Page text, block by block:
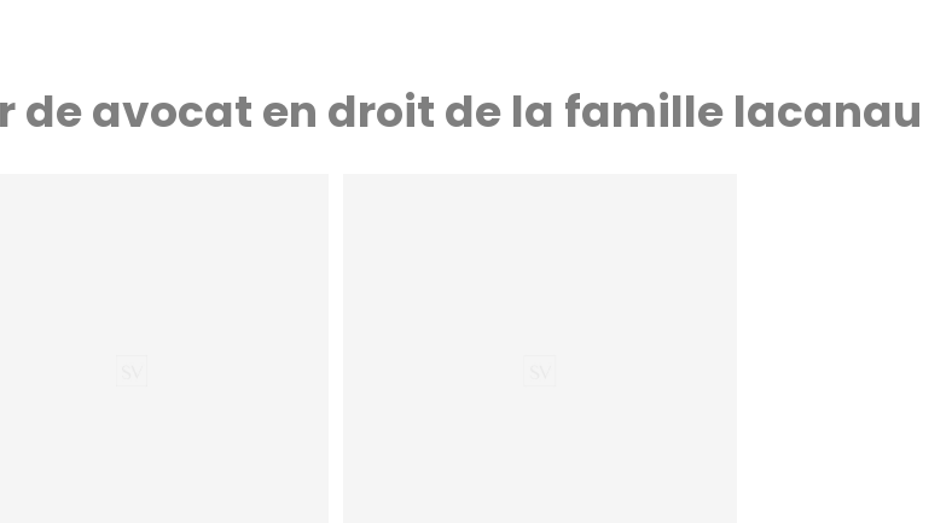
de avocat en droit de la famille lacanau